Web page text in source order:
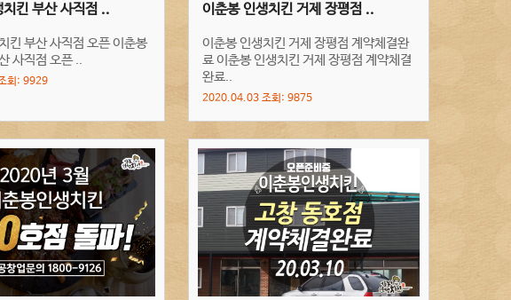
킨 부산 사직점 ..
킨 부산 사직점 오픈 이춘봉
사직점 오픈 ..
회: 9929
이춘봉 인생치킨 거제 장평점 ..
이춘봉 인생치킨 거제 장평점 계약체결완
료 이춘봉 인생치킨 거제 장평점 계약체결
완료..
2020.04.03 조회: 9875